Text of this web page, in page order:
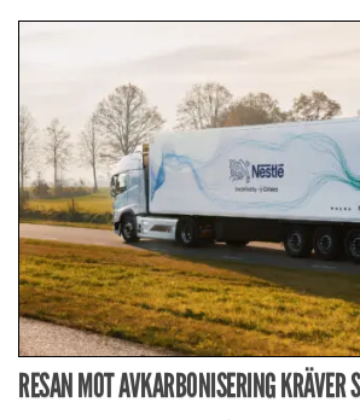
RESAN MOT AVKARBONISERING KRÄVER